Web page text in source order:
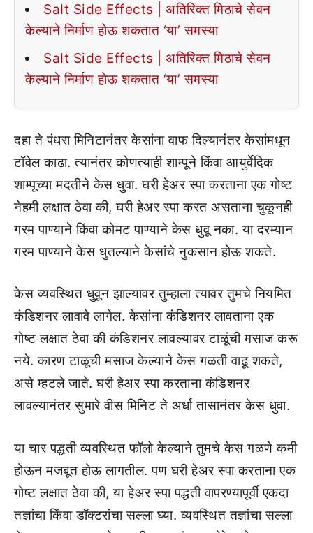
Salt Side Effects | अतिरिक्त मिठाचे सेवन
केल्याने निर्माण होऊ शकतात ‘या’ समस्या
Salt Side Effects | अतिरिक्त मिठाचे सेवन
केल्याने निर्माण होऊ शकतात ‘या’ समस्या
दहा ते पंधरा मिनिटानंतर केसांना वाफ दिल्यानंतर केसांमधून
टॉवेल काढा. त्यानंतर कोणत्याही शाम्पूने किंवा आयुर्वेदिक
शाम्पूच्या मदतीने केस धुवा. घरी हेअर स्पा करताना एक गोष्ट
नेहमी लक्षात ठेवा की, घरी हेअर स्पा करत असताना चुकूनही
गरम पाण्याने किंवा कोमट पाण्याने केस धुवू नका. या दरम्यान
गरम पाण्याने केस धुतल्याने केसांचे नुकसान होऊ शकते.
केस व्यवस्थित धुवून झाल्यावर तुम्हाला त्यावर तुमचे नियमित
कंडिशनर लावावे लागेल. केसांना कंडिशनर लावताना एक
गोष्ट लक्षात ठेवा की कंडिशनर लावल्यावर टाळूंची मसाज करू
नये. कारण टाळूची मसाज केल्याने केस गळती वाढू शकते,
असे म्हटले जाते. घरी हेअर स्पा करताना कंडिशनर
लावल्यानंतर सुमारे वीस मिनिट ते अर्धा तासानंतर केस धुवा.
या चार पद्धती व्यवस्थित फॉलो केल्याने तुमचे केस गळणे कमी
होऊन मजबूत होऊ लागतील. पण घरी हेअर स्पा करताना एक
गोष्ट लक्षात ठेवा की, या हेअर स्पा पद्धती वापरण्यापूर्वी एकदा
तज्ञांचा किंवा डॉक्टरांचा सल्ला घ्या. व्यवस्थित तज्ञांचा सल्ला